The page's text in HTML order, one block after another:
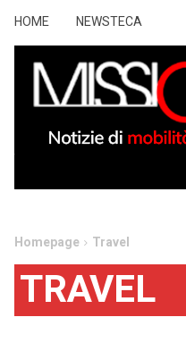
HOME NEWSTECA
Homepage Travel
TRAVEL